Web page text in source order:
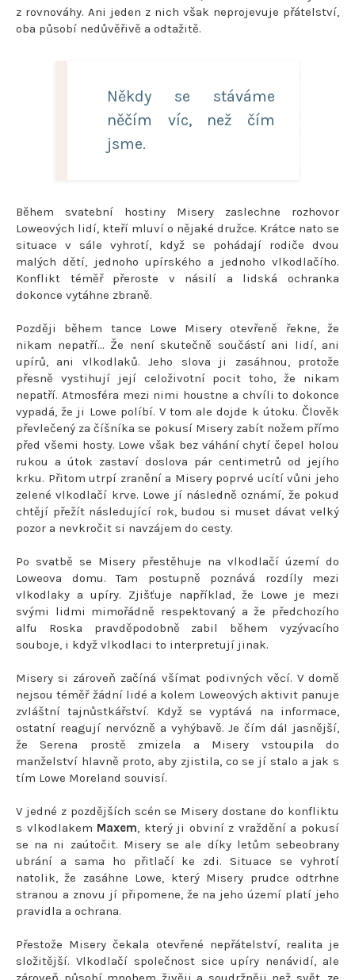
z rovnováhy. Ani jeden z nich však neprojevuje přátelství,
oba působí nedůvěřivě a odtažitě.
Někdy se stáváme
něčím víc, než čím
jsme.
Během svatební hostiny Misery zaslechne rozhovor
Loweových lidí, kteří mluví o nějaké družce. Krátce nato se
situace v sále vyhrotí, když se pohádají rodiče dvou
malých dětí, jednoho upírského a jednoho vlkodlačího.
Konflikt téměř přeroste v násilí a lidská ochranka
dokonce vytáhne zbraně.
Později během tance Lowe Misery otevřeně řekne, že
nikam nepatří… Že není skutečně součástí ani lidí, ani
upírů, ani vlkodlaků. Jeho slova ji zasáhnou, protože
přesně vystihují její celoživotní pocit toho, že nikam
nepatří. Atmosféra mezi nimi houstne a chvíli to dokonce
vypadá, že ji Lowe políbí. V tom ale dojde k útoku. Člověk
převlečený za číšníka se pokusí Misery zabít nožem přímo
před všemi hosty. Lowe však bez váhání chytí čepel holou
rukou a útok zastaví doslova pár centimetrů od jejího
krku. Přitom utrpí zranění a Misery poprvé ucítí vůni jeho
zelené vlkodlačí krve. Lowe jí následně oznámí, že pokud
chtějí přežít následující rok, budou si muset dávat velký
pozor a nevkročit si navzájem do cesty.
Po svatbě se Misery přestěhuje na vlkodlačí území do
Loweova domu. Tam postupně poznává rozdíly mezi
vlkodlaky a upíry. Zjišťuje například, že Lowe je mezi
svými lidmi mimořádně respektovaný a že předchozího
alfu Roska pravděpodobně zabil během vyzývacího
souboje, i když vlkodlaci to interpretují jinak.
Misery si zároveň začíná všímat podivných věcí. V domě
nejsou téměř žádní lidé a kolem Loweových aktivit panuje
zvláštní tajnůstkářství. Když se vyptává na informace,
ostatní reagují nervózně a vyhýbavě. Je čím dál jasnější,
že Serena prostě zmizela a Misery vstoupila do
manželství hlavně proto, aby zjistila, co se jí stalo a jak s
tím Lowe Moreland souvisí.
V jedné z pozdějších scén se Misery dostane do konfliktu
s vlkodlakem Maxem, který ji obviní z vraždění a pokusí
se na ni zaútočit. Misery se ale díky letům sebeobrany
ubrání a sama ho přitlačí ke zdi. Situace se vyhrotí
natolik, že zasáhne Lowe, který Misery prudce odtrhne
stranou a znovu jí připomene, že na jeho území platí jeho
pravidla a ochrana.
Přestože Misery čekala otevřené nepřátelství, realita je
složitější. Vlkodlačí společnost sice upíry nenávidí, ale